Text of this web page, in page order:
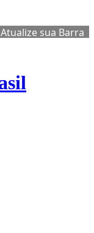
Atualize sua Barra